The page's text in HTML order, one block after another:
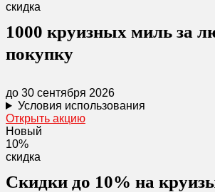
скидка
1000 круизных миль за
покупку
до 30 сентября 2026
Условия использования
Открыть акцию
Новый
10%
скидка
Скидки до 10% на